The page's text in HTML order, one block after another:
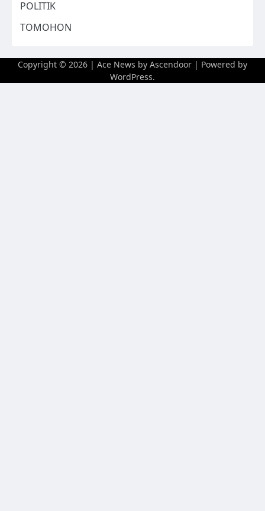
POLITIK
TOMOHON
Copyright © 2026 | Ace News by Ascendoor | Powered by
WordPress.